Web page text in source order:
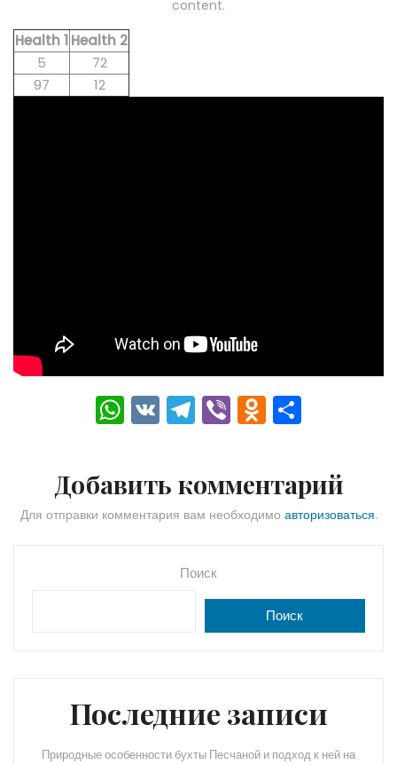
content.
Health 1Health 2
5
72
97
12
W
h
ts
A
V
K
T
el
gr
a
Vi
b
O
d
o
kl
s
ni
а
в
Добавить комментарий
Для отправки комментария вам необходимо авторизоваться.
Поиск
Поиск
Последние записи
Природные особенности бухты Песчаной и подход к ней на